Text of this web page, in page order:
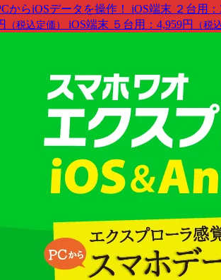
からiOSデータを操作！ iOS端末 ２台用：
（税込定価） iOS端末 ５台用：4,959円 （税